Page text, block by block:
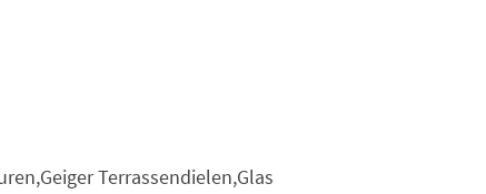
Terrassendielen,Glas